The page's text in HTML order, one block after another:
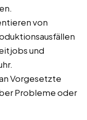
von
und
Vorgesetzte
Probleme oder